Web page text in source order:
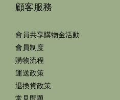
顧客服務
會員共享購物金活動
會員制度
購物流程
運送政策
退換貨政策